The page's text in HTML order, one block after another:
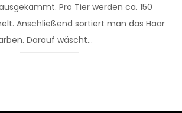
Pro Tier werden ca. 150
Anschließend sortiert man das Haar
Darauf wäscht…